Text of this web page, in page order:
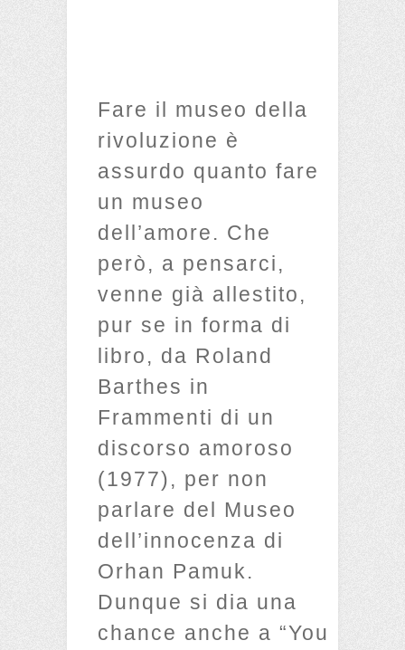
Fare il museo della
rivoluzione è
assurdo quanto fare
un museo
dell’amore. Che
però, a pensarci,
venne già allestito,
pur se in forma di
libro, da Roland
Barthes in
Frammenti di un
discorso amoroso
(1977), per non
parlare del Museo
dell’innocenza di
Orhan Pamuk.
Dunque si dia una
chance anche a “You